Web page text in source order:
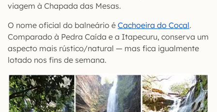
viagem à Chapada das Mesas.
O nome oficial do balneário é Cachoeira do Cocal.
Comparado à Pedra Caída e a Itapecuru, conserva um
aspecto mais rústico/natural — mas fica igualmente
lotado nos fins de semana.